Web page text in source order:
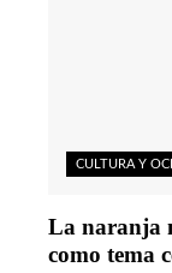
CULTURA Y
La naranja
como tema